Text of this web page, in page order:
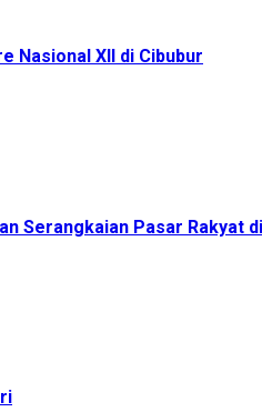
Nasional XII di Cibubur
Serangkaian Pasar Rakyat